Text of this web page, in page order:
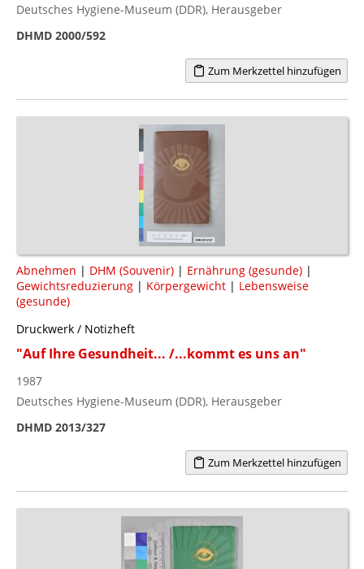
Deutsches Hygiene-Museum (DDR), Herausgeber
DHMD 2000/592
Zum Merkzettel hinzufügen
Abnehmen | DHM (Souvenir) | Ernährung (gesunde) |
Gewichtsreduzierung | Körpergewicht | Lebensweise
(gesunde)
Druckwerk / Notizheft
"Auf Ihre Gesundheit... /...kommt es uns an"
1987
Deutsches Hygiene-Museum (DDR), Herausgeber
DHMD 2013/327
Zum Merkzettel hinzufügen